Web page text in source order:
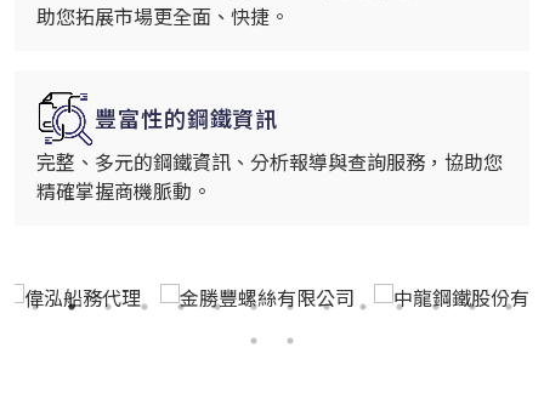
助您拓展市場更全面、快捷。
豐富性的鋼鐵資訊
完整、多元的鋼鐵資訊、分析報導與查詢服務，協助您
精確掌握商機脈動。